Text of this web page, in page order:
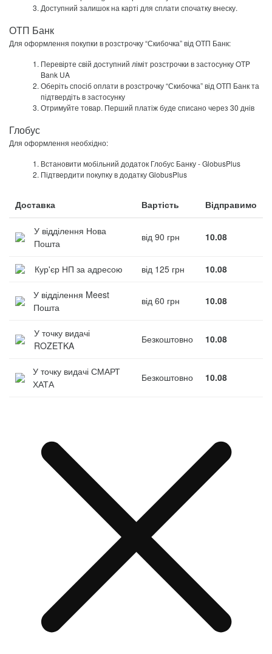
Доступний залишок на карті для сплати спочатку внеску.
ОТП Банк
Для оформлення покупки в розстрочку “Скибочка” від ОТП Банк:
Перевірте свій доступний ліміт розстрочки в застосунку OTP
Bank UA
Оберіть спосіб оплати в розстрочку “Скибочка” від ОТП Банк та
підтвердіть в застосунку
Отримуйте товар. Перший платіж буде списано через 30 днів
Глобус
Для оформлення необхідно:
Встановити мобільний додаток Глобус Банку - GlobusPlus
Підтвердити покупку в додатку GlobusPlus
Доставка Вартість Відправимо
У відділення Нова
Пошта
від 90 грн 10.08
Кур'єр НП за адресою від 125 грн 10.08
У відділення Meest
Пошта
від 60 грн 10.08
У точку видачі
ROZETKA
Безкоштовно 10.08
У точку видачі СМАРТ
ХАТА
Безкоштовно 10.08